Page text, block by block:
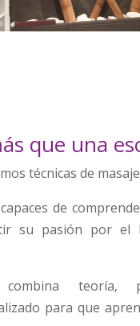
que una
técnicas de
de
su pasión por el
combina
para que